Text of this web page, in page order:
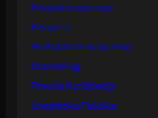
Kontaktirajte nas
Karijera
Pretplatite se na vesti
Marketing
Pravila Korišćenja
Urednička Politika